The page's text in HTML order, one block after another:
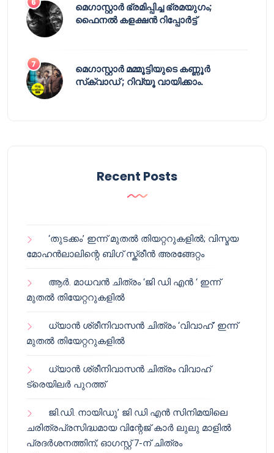
മെഗാസ്റ്റാർ ഭ്രമിപ്പിച്ച ഭ്രമയുഗം;
ഫൈനൽ കളക്ഷൻ റിപ്പോർട്ട്
മെഗാസ്റ്റാർ മമ്മൂട്ടിയുടെ കണ്ണൂർ
സ്‌ക്വാഡ് ; റിവ്യൂ വായിക്കാം.
Recent Posts
‘തുടക്കം’ ഇന്ന് മുതൽ തിയറ്ററുകളിൽ; വിസ്മയ
മോഹൻലാലിന്റെ ബിഗ് സ്ക്രീൻ അരങ്ങേറ്റം
ആർ. മാധവൻ ചിത്രം ‘ജി ഡി എൻ ‘ ഇന്ന്
മുതൽ തിയേറ്ററുകളിൽ
ധ്യാൻ ശ്രീനിവാസൻ ചിത്രം ‘വിവാഹ്’ ഇന്ന്
മുതൽ തിയേറ്ററുകളിൽ
ധ്യാൻ ശ്രീനിവാസൻ ചിത്രം വിവാഹ്
ട്രെയിലർ പുറത്ത്
ജി.ഡി. നായിഡു’ ജി ഡി എൻ സിനിമയിലെ
ചരിത്രപ്രസിദ്ധമായ വിന്റേജ് കാർ ലുലു മാളിൽ
പ്രദർശനത്തിന്; ഓഗസ്റ്റ് 7-ന് ചിത്രം